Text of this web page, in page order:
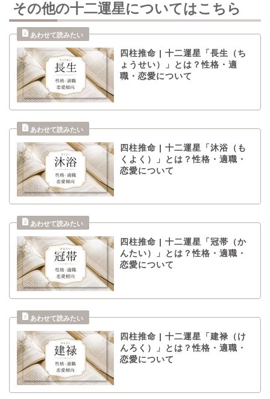
その他の十二運星についてはこちら
四柱推命 | 十二運星「長生（ち
ょうせい）」とは？性格・適
職・恋愛について
四柱推命 | 十二運星「沐浴（も
くよく）」とは？性格・適職・
恋愛について
四柱推命 | 十二運星「冠帯（か
んたい）」とは？性格・適職・
恋愛について
四柱推命 | 十二運星「建禄（け
んろく）」とは？性格・適職・
恋愛について